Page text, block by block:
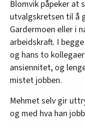
Blomvik påpeker at
utvalgskretsen til å
Gardermoen eller i
arbeidskraft. I
og hans to
ansiennitet, og
mistet jobben.
Mehmet selv gir
og med hva han